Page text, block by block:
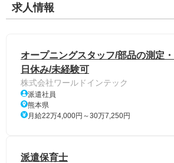
求人情報
オープニングスタッフ/部品の測定
日休み/未経験可
株式会社ワールドインテック
派遣社員
熊本県
月給22万4,000円～30万7,250円
派遣保育士